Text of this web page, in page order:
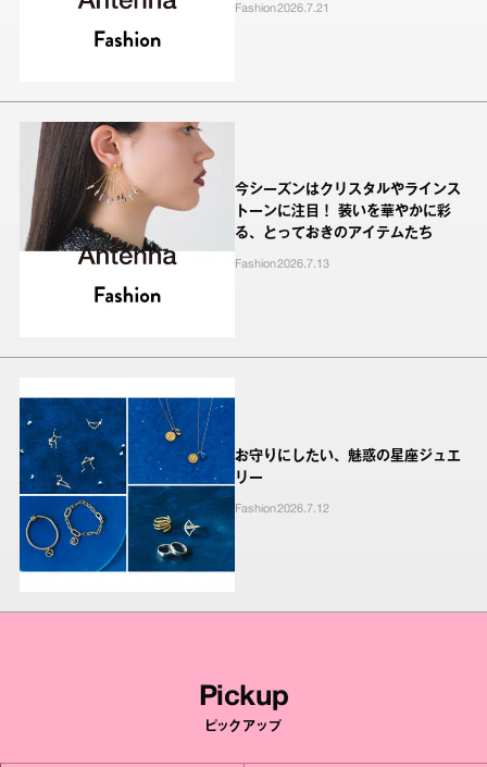
Fashion2026.7.21
今シーズンはクリスタルやラインス
トーンに注目！ 装いを華やかに彩
る、とっておきのアイテムたち
Fashion2026.7.13
お守りにしたい、魅惑の星座ジュエ
リー
Fashion2026.7.12
Pickup
ピックアップ